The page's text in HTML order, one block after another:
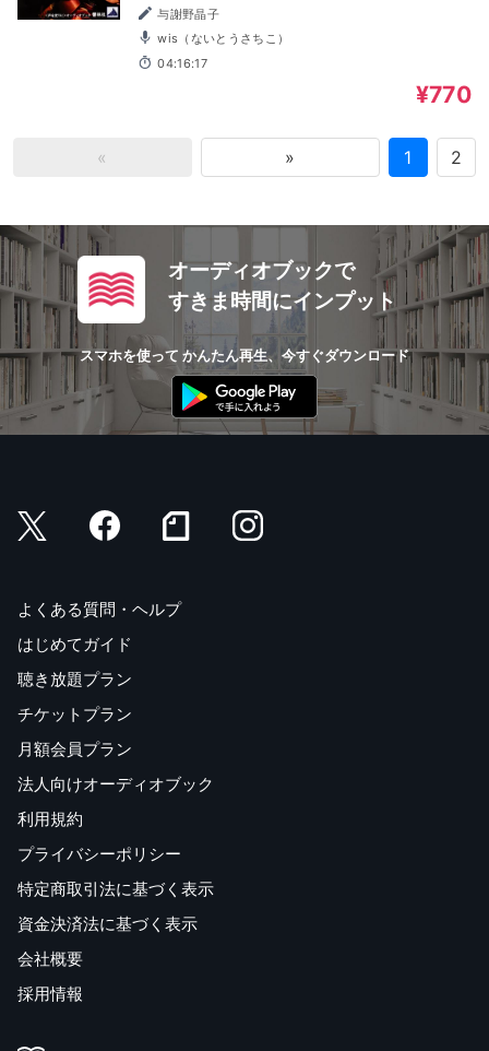
与謝野晶子
wis（ないとうさちこ）
04:16:17
¥770
« » 1 2
オーディオブックで
すきま時間にインプット
スマホを使って かんたん再生、今すぐダウンロード
よくある質問・ヘルプ
はじめてガイド
聴き放題プラン
チケットプラン
月額会員プラン
法人向けオーディオブック
利用規約
プライバシーポリシー
特定商取引法に基づく表示
資金決済法に基づく表示
会社概要
採用情報